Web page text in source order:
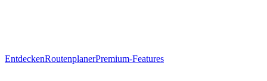
EntdeckenRoutenplanerPremium-Features